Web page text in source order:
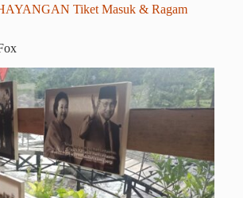
Tiket Masuk & Ragam